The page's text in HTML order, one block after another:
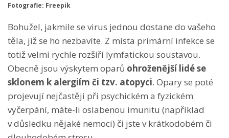
Fotografie: Freepik
Bohužel, jakmile se virus jednou dostane do vašeho
těla, již se ho nezbavíte. Z místa primární infekce se
totiž velmi rychle rozšíří lymfatickou soustavou.
Obecně jsou výskytem oparů ohroženější lidé se
sklonem k alergiím či tzv. atopyci. Opary se poté
projevují nejčastěji při psychickém a fyzickém
vyčerpání, máte-li oslabenou imunitu (například
v důsledku nějaké nemoci) či jste v krátkodobém či